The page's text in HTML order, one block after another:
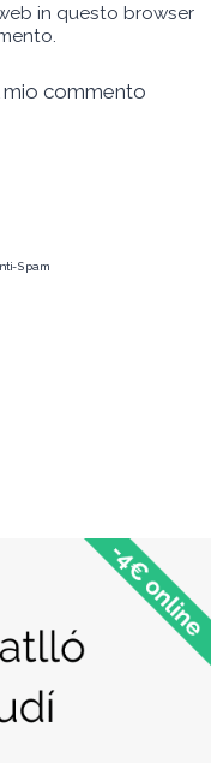
in questo browser
mio commento
Spam